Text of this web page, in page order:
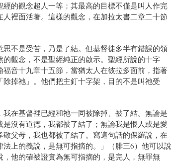
的觀念超人一等；其最高的目標不僅是叫人作完
裡面活著。這樣的觀念，在加拉太書二章二十節
思不是受苦，乃是了結。但基督徒多半有錯誤的領
觀念，不是聖經純正的啟示。聖經所說的十字
音十九章十五節，當猶太人在彼拉多面前，指著
掉祂」。他們把主釘十字架，目的不是叫祂受
我在基督裡已經和祂一同被除掉、被了結。無論是
沒有道德，我都被了結了；無論我是恨人或是愛
父母，我也都被了結了。寫這句話的保羅說，在
上的義說，是無可指摘的。」（腓三6）他可以說
他的確被證實為無可指摘的，是完人，無罪無